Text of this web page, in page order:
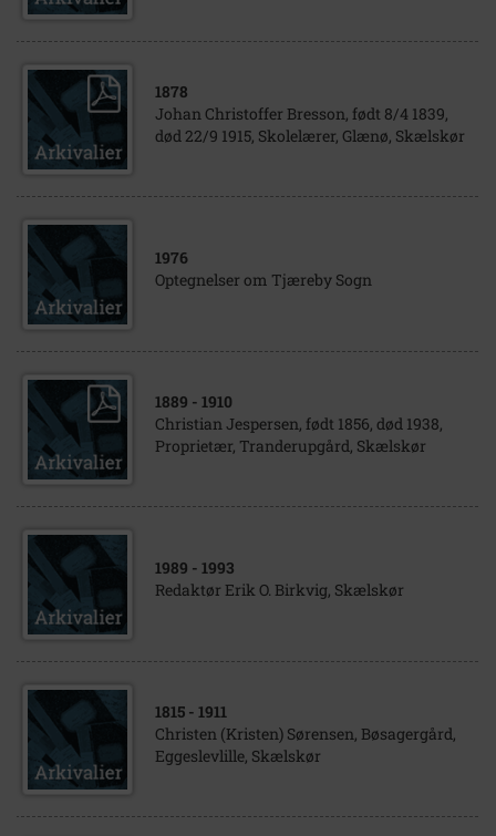
1878
Johan Christoffer Bresson, født 8/4 1839,
død 22/9 1915, Skolelærer, Glænø, Skælskør
1976
Optegnelser om Tjæreby Sogn
1889 - 1910
Christian Jespersen, født 1856, død 1938,
Proprietær, Tranderupgård, Skælskør
1989 - 1993
Redaktør Erik O. Birkvig, Skælskør
1815 - 1911
Christen (Kristen) Sørensen, Bøsagergård,
Eggeslevlille, Skælskør